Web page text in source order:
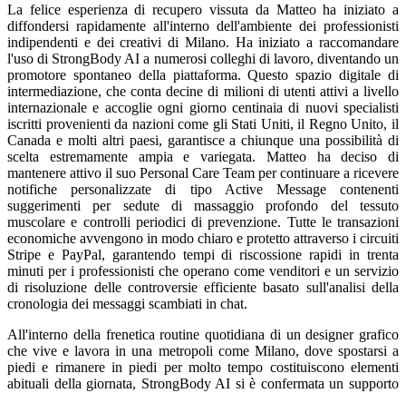
La felice esperienza di recupero vissuta da Matteo ha iniziato a
diffondersi rapidamente all'interno dell'ambiente dei professionisti
indipendenti e dei creativi di Milano. Ha iniziato a raccomandare
l'uso di StrongBody AI a numerosi colleghi di lavoro, diventando un
promotore spontaneo della piattaforma. Questo spazio digitale di
intermediazione, che conta decine di milioni di utenti attivi a livello
internazionale e accoglie ogni giorno centinaia di nuovi specialisti
iscritti provenienti da nazioni come gli Stati Uniti, il Regno Unito, il
Canada e molti altri paesi, garantisce a chiunque una possibilità di
scelta estremamente ampia e variegata. Matteo ha deciso di
mantenere attivo il suo Personal Care Team per continuare a ricevere
notifiche personalizzate di tipo Active Message contenenti
suggerimenti per sedute di massaggio profondo del tessuto
muscolare e controlli periodici di prevenzione. Tutte le transazioni
economiche avvengono in modo chiaro e protetto attraverso i circuiti
Stripe e PayPal, garantendo tempi di riscossione rapidi in trenta
minuti per i professionisti che operano come venditori e un servizio
di risoluzione delle controversie efficiente basato sull'analisi della
cronologia dei messaggi scambiati in chat.
All'interno della frenetica routine quotidiana di un designer grafico
che vive e lavora in una metropoli come Milano, dove spostarsi a
piedi e rimanere in piedi per molto tempo costituiscono elementi
abituali della giornata, StrongBody AI si è confermata un supporto